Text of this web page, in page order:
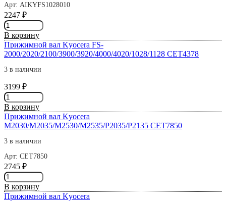
Арт: AIKYFS1028010
2247 ₽
Количество
товара
Прижимной
вал
Kyocera
FS-
Bulat
m-
Line
В корзину
Прижимной вал Kyocera FS-
2000/2020/2100/3900/3920/4000/4020/1028/1128 CET4378
3 в наличии
3199 ₽
Количество
товара
Прижимной
вал
Kyocera
FS-
CET4378
В корзину
Прижимной вал Kyocera
M2030/M2035/M2530/M2535/P2035/P2135 CET7850
3 в наличии
Арт: CET7850
2745 ₽
Количество
товара
Прижимной
В корзину
Прижимной вал Kyocera